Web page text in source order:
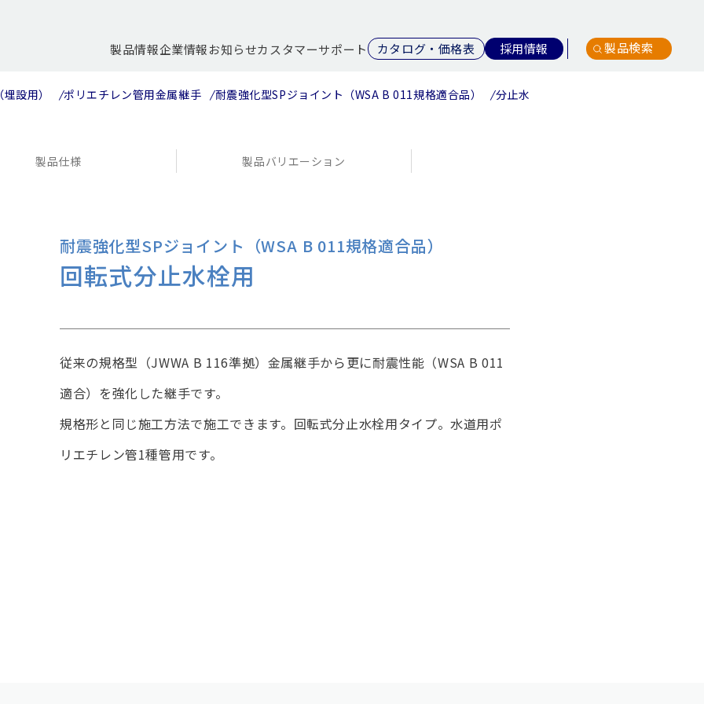
製品情報企業情報お知らせカスタマーサポート カタログ・価格表 採用情報 製品検索
設用） ポリエチレン管用金属継手 耐震強化型SPジョイント（WSA B 011規格適合品） 分止水栓用
製品仕様 製品バリエーション
耐震強化型SPジョイント（WSA B 011規格適合品）
回転式分止水栓用
従来の規格型（JWWA B 116準拠）金属継手から更に耐震性能（WSA B 011
適合）を強化した継手です。
規格形と同じ施工方法で施工できます。回転式分止水栓用タイプ。水道用ポ
リエチレン管1種管用です。